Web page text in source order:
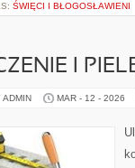
ŚWIĘCI I BŁOGOSŁAWIENI
I
ADMIN MAR - 12 - 2026